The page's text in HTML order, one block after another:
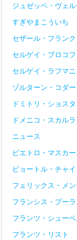
ジュゼッペ・ヴェル
すぎやまこういち
セザール・フランク
セルゲイ・プロコ
セルゲイ・ラフマ
ゾルターン・コダー
ドミトリ・ショス
ドメニコ・スカル
ニュース
ピエトロ・マスカ
ピョートル・チャ
フェリックス・メ
フランシス・プー
フランツ・シューベ
フランツ・リスト